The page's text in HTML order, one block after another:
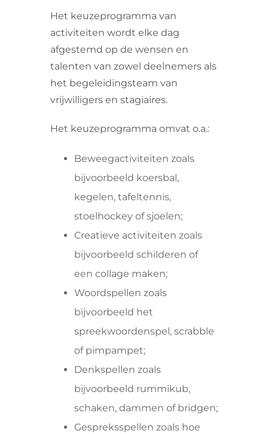
Het keuzeprogramma van
activiteiten wordt elke dag
afgestemd op de wensen en
talenten van zowel deelnemers als
het begeleidingsteam van
vrijwilligers en stagiaires.
Het keuzeprogramma omvat o.a.:
Beweegactiviteiten zoals
bijvoorbeeld koersbal,
kegelen, tafeltennis,
stoelhockey of sjoelen;
Creatieve activiteiten zoals
bijvoorbeeld schilderen of
een collage maken;
Woordspellen zoals
bijvoorbeeld het
spreekwoordenspel, scrabble
of pimpampet;
Denkspellen zoals
bijvoorbeeld rummikub,
schaken, dammen of bridgen;
Gespreksspellen zoals hoe